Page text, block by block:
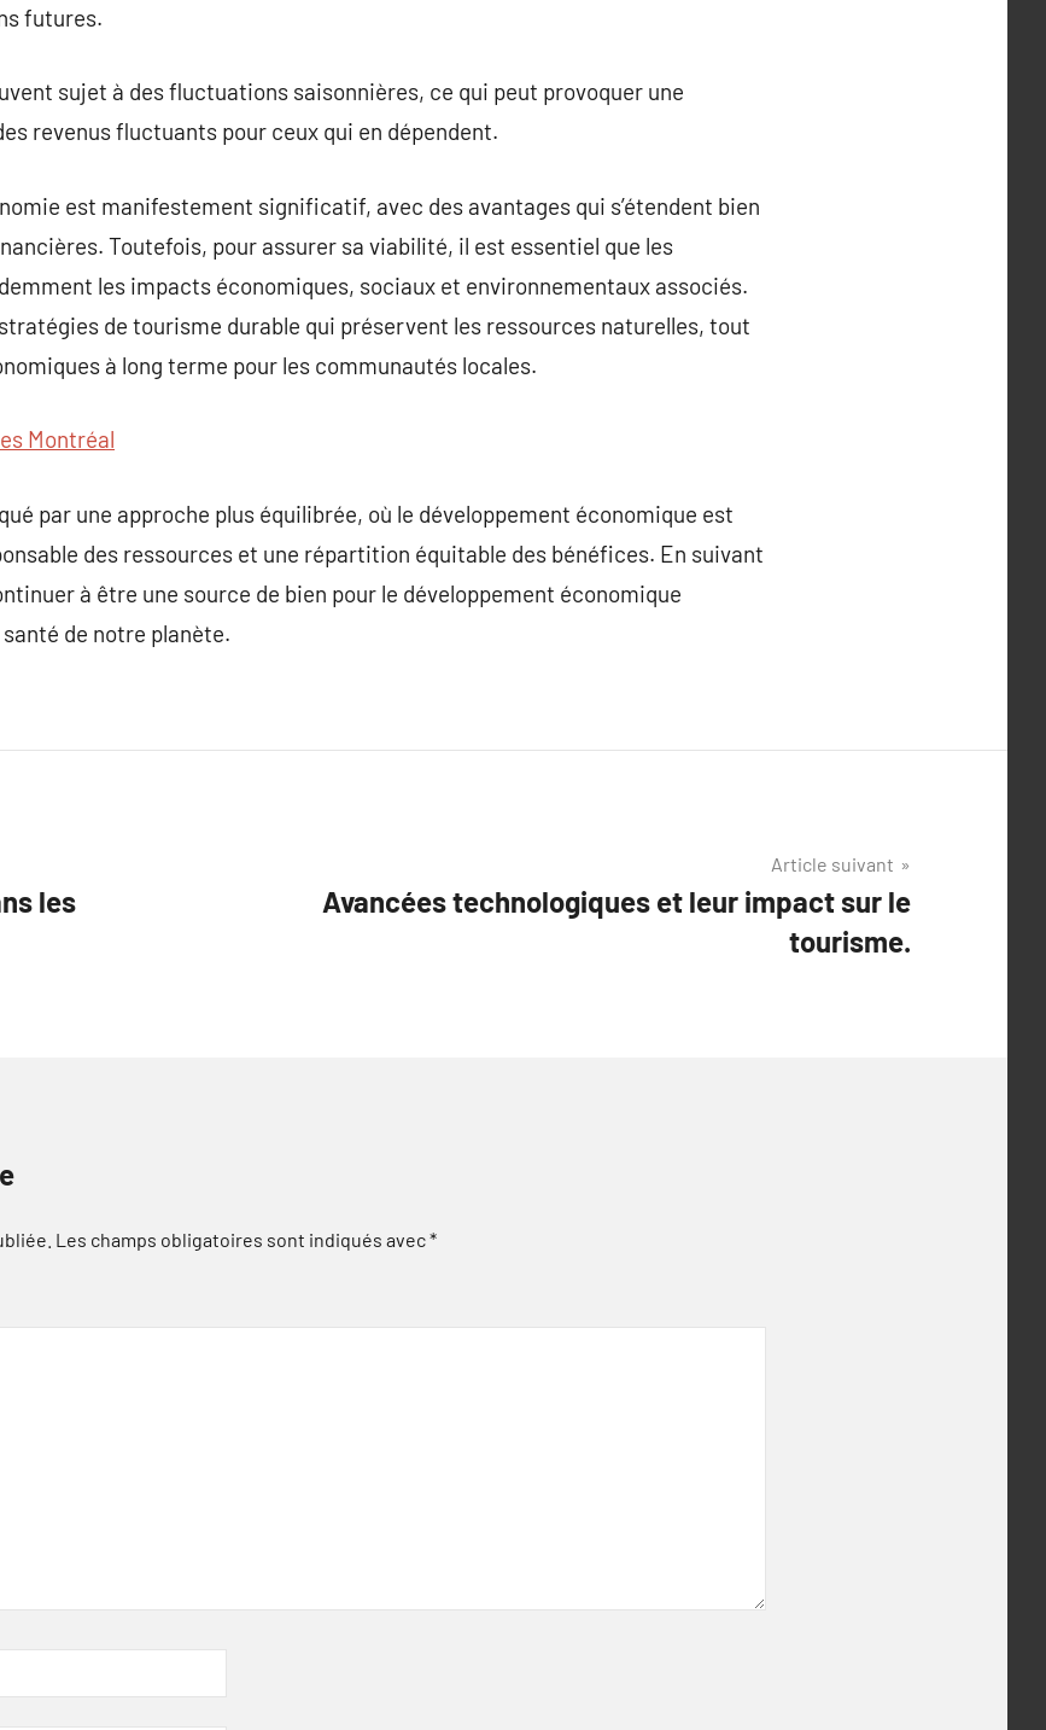
futures.
sujet à des fluctuations saisonnières, ce qui peut provoquer une
revenus fluctuants pour ceux qui en dépendent.
est manifestement significatif, avec des avantages qui s’étendent bien
Toutefois, pour assurer sa viabilité, il est essentiel que les
les impacts économiques, sociaux et environnementaux associés.
de tourisme durable qui préservent les ressources naturelles, tout
à long terme pour les communautés locales.
Montréal
par une approche plus équilibrée, où le développement économique est
des ressources et une répartition équitable des bénéfices. En suivant
à être une source de bien pour le développement économique
de notre planète.
les
Article suivant
Avancées technologiques et leur impact sur le
tourisme.
Les champs obligatoires sont indiqués avec*